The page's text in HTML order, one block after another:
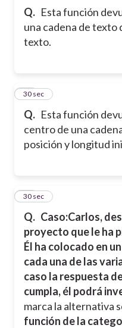
Q. Esta función
una cadena de texto
texto.
Q. Esta función
centro de una
posición y longitud
21
30 sec
Q. Caso:Carlos,
proyecto que le ha
Él ha colocado en
cada una de las
caso la respuesta
cumpla, él podrá
marca la alternativa
función de la
22
30 sec